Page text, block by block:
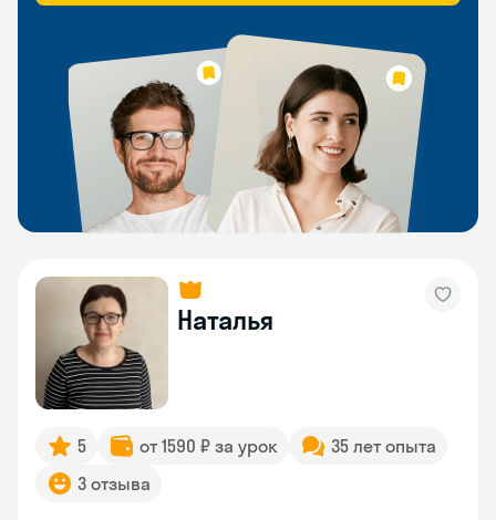
Наталья
5 от 1590 ₽ за урок
35 лет опыта
3 отзыва